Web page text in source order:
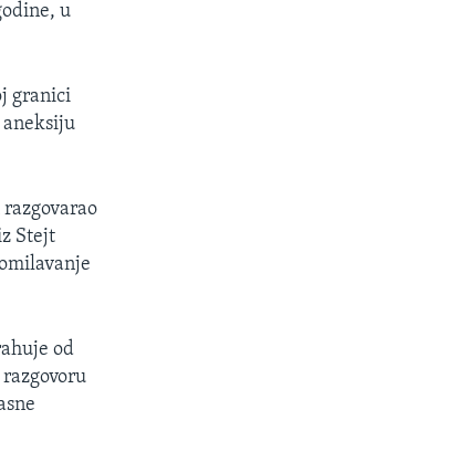
u
granici
Stejt
od